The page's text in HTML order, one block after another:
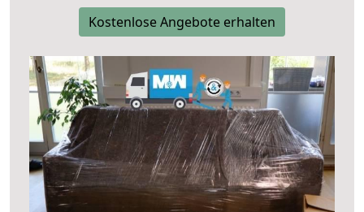
Kostenlose Angebote erhalten